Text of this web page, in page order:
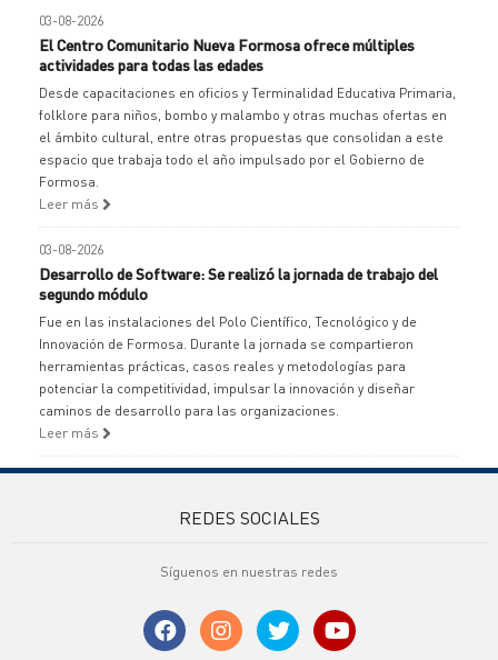
03-08-2026
El Centro Comunitario Nueva Formosa ofrece múltiples
actividades para todas las edades
Desde capacitaciones en oficios y Terminalidad Educativa Primaria,
folklore para niños, bombo y malambo y otras muchas ofertas en
el ámbito cultural, entre otras propuestas que consolidan a este
espacio que trabaja todo el año impulsado por el Gobierno de
Formosa.
Leer más
03-08-2026
Desarrollo de Software: Se realizó la jornada de trabajo del
segundo módulo
Fue en las instalaciones del Polo Científico, Tecnológico y de
Innovación de Formosa. Durante la jornada se compartieron
herramientas prácticas, casos reales y metodologías para
potenciar la competitividad, impulsar la innovación y diseñar
caminos de desarrollo para las organizaciones.
Leer más
REDES SOCIALES
Síguenos en nuestras redes